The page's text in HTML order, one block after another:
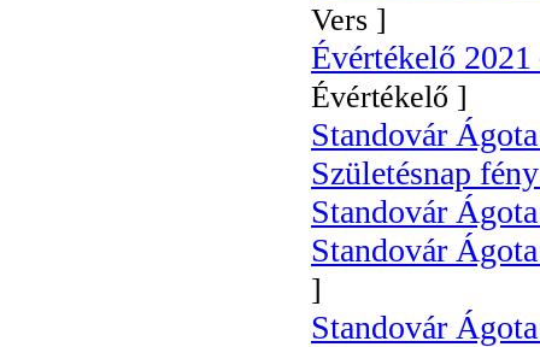
Vers ]
Évértékelő
Évértékelő ]
Standovár
Születésnap
Standovár
Standovár
]
Standovár